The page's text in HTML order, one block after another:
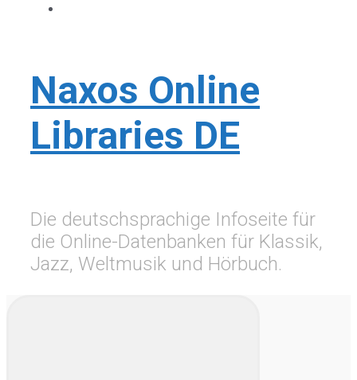
Naxos Online
Libraries DE
Die deutschsprachige Infoseite für
die Online-Datenbanken für Klassik,
Jazz, Weltmusik und Hörbuch.